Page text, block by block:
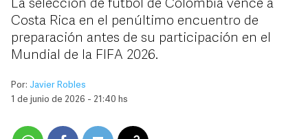
La selección de futbol de Colombia vence a
Costa Rica en el penúltimo encuentro de
preparación antes de su participación en el
Mundial de la FIFA 2026.
Por: Javier Robles
1 de junio de 2026 - 21:40 hs